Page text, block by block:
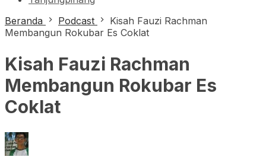
Beranda
Podcast
Kisah Fauzi Rachman
Membangun Rokubar Es Coklat
Kisah Fauzi Rachman
Membangun Rokubar Es
Coklat